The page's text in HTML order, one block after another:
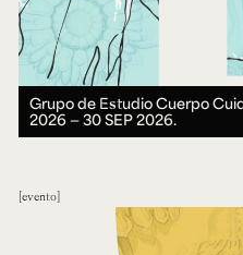
Grupo de Estudio Cuerpo
2026 ― 30 SEP 2026.
evento